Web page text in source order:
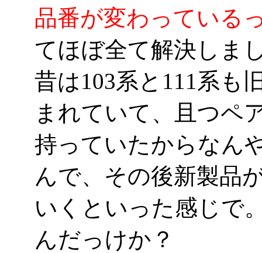
品番が変わっている
てほぼ全て解決しま
昔は103系と111系も
まれていて、且つペ
持っていたからなん
んで、その後新製品
いくといった感じで
んだっけか？